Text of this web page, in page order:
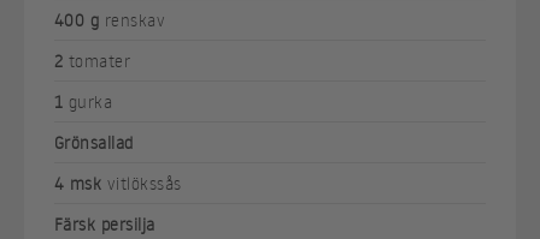
400 g renskav
2 tomater
1 gurka
Grönsallad
4 msk vitlökssås
Färsk persilja